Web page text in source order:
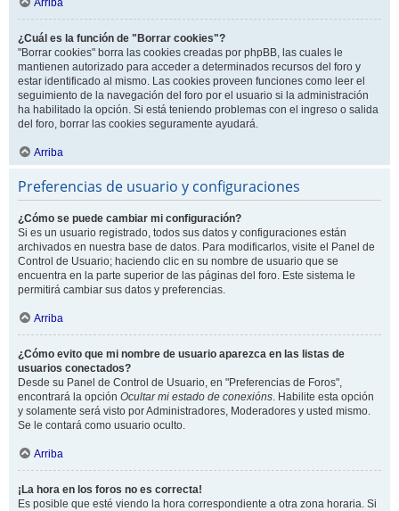
Arriba
¿Cuál es la función de "Borrar cookies"?
"Borrar cookies" borra las cookies creadas por phpBB, las cuales le
mantienen autorizado para acceder a determinados recursos del foro y
estar identificado al mismo. Las cookies proveen funciones como leer el
seguimiento de la navegación del foro por el usuario si la administración
ha habilitado la opción. Si está teniendo problemas con el ingreso o salida
del foro, borrar las cookies seguramente ayudará.
Arriba
Preferencias de usuario y configuraciones
¿Cómo se puede cambiar mi configuración?
Si es un usuario registrado, todos sus datos y configuraciones están
archivados en nuestra base de datos. Para modificarlos, visite el Panel de
Control de Usuario; haciendo clic en su nombre de usuario que se
encuentra en la parte superior de las páginas del foro. Este sistema le
permitirá cambiar sus datos y preferencias.
Arriba
¿Cómo evito que mi nombre de usuario aparezca en las listas de
usuarios conectados?
Desde su Panel de Control de Usuario, en "Preferencias de Foros",
encontrará la opción Ocultar mi estado de conexións. Habilite esta opción
y solamente será visto por Administradores, Moderadores y usted mismo.
Se le contará como usuario oculto.
Arriba
¡La hora en los foros no es correcta!
Es posible que esté viendo la hora correspondiente a otra zona horaria. Si